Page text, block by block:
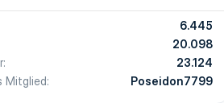
6.445
20.098
23.124
Mitglied
Poseidon7799